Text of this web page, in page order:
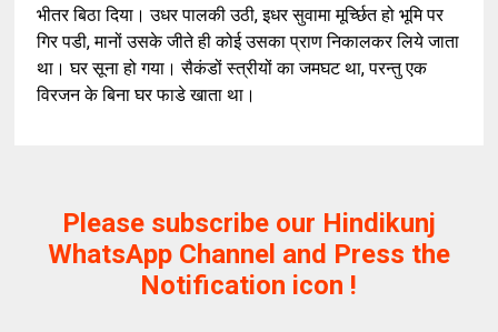
भीतर बिठा दिया। उधर पालकी उठी,इधर सुवामा मूर्च्छित हो भूमि पर
गिर पडी,मानों उसके जीते ही कोई उसका प्राण निकालकर लिये जाता
था। घर सूना हो गया। सैकंडों स्त्रीयों का जमघट था,परन्तु एक
विरजन के बिना घर फाडे खाता था।
Please subscribe our Hindikunj
WhatsApp Channel and Press the
Notification icon !